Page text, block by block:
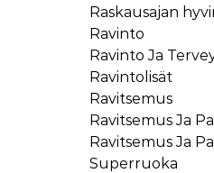
Raskausajan
Ravinto
Ravinto Ja
Ravintolisät
Ravitsemus
Ravitsemus Ja
Ravitsemus Ja
Superruoka